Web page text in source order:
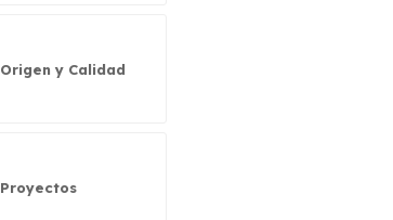
Origen y Calidad
Proyectos